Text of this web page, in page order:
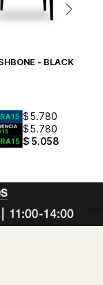
- BLACK
$ 5.780
$ 5.780
$ 5.058